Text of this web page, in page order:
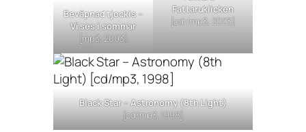
Beväpnad tjockis –
Vi ses i sommar
[mp3, 2003]
Fattaruklicken
[cdr/mp3, 2003]
Black Star –Astronomy (8th Light)
[cd/mp3, 1998]